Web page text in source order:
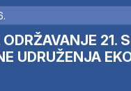
21.
UDRUŽENJA